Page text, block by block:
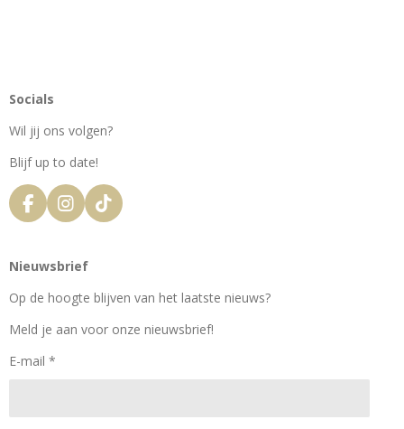
Socials
Wil jij ons volgen?
Blijf up to date!
F
a
e
o
k
I
n
t
g
a
T
i
k
Nieuwsbrief
Op de hoogte blijven van het laatste nieuws?
Meld je aan voor onze nieuwsbrief!
E-mail *